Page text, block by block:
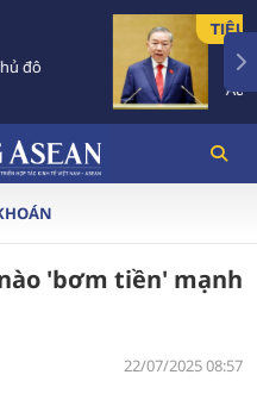
tịch nước Tô Lâm sắp thăm
'bơm tiền' mạnh
22/07/2025 08:57